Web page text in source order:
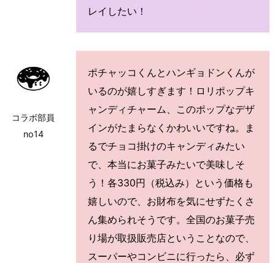
レイしたい！
コラボ部員
no14
ポチャッコくんとハンギョドンくんが
いるのが嬉しすぎます！ロリポップキ
ャンディチャーム、このポップなデザ
インがたまらなくかわいいですね。ま
るでチョコ掛けのキャンディみたい
で、本当にお菓子みたいで美味しそ
う！各330円（税込み）という価格も
嬉しいので、お財布を気にせずたくさ
ん集められそうです。全国のお菓子売
り場が取扱販売店ということなので、
スーパーやコンビニに行ったら、必ず